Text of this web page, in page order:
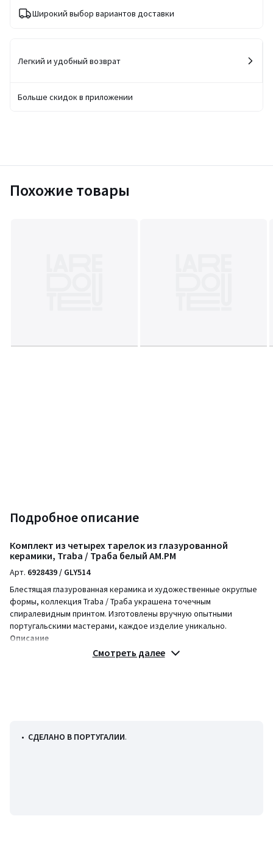
Широкий выбор вариантов доставки
Легкий и удобный возврат
Больше скидок в приложении
Похожие товары
Подробное описание
Комплект из четырех тарелок из глазурованной
керамики, Traba / Траба белый AM.PM
Арт. 6928439 / GLY514
Блестящая глазурованная керамика и художественные округлые
формы, коллекция Traba / Траба украшена точечным
спиралевидным принтом. Изготовлены вручную опытными
португальскими мастерами, каждое изделие уникально.
Описание
• Глазурованная керамика с фиолетовыми каплями по кругу
Качество
Смотреть далее
• СДЕЛАНО В ПОРТУГАЛИИ.